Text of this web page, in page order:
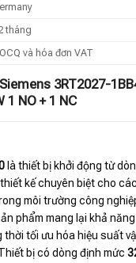
tháng
và hóa đơn VAT
3RT2027-
1 NO + 1 NC
là thiết bị khởi động từ
kế chuyên biệt cho
môi trường công
phẩm mang lại khả
thời tối ưu hóa hiệu suất
bị có dòng định mức